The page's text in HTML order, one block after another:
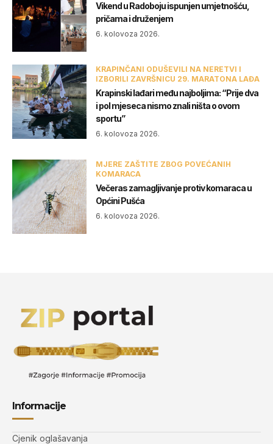
Vikend u Radoboju ispunjen umjetnošću,
pričama i druženjem
6. kolovoza 2026.
KRAPINČANI ODUŠEVILI NA NERETVI I
IZBORILI ZAVRŠNICU 29. MARATONA LAĐA
Krapinski lađari među najboljima: “Prije dva
i pol mjeseca nismo znali ništa o ovom
sportu”
6. kolovoza 2026.
MJERE ZAŠTITE ZBOG POVEĆANIH
KOMARACA
Večeras zamagljivanje protiv komaraca u
Općini Pušća
6. kolovoza 2026.
Informacije
Cjenik oglašavanja